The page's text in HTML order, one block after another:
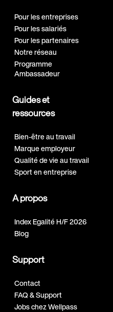
Pour les entreprises
Pour les salariés
Pour les partenaires
Notre réseau
Programme
Ambassadeur
Guides et
ressources
Bien-être au travail
Marque employeur
Qualité de vie au travail
Sport en entreprise
A propos
Index Egalité H/F 2026
Blog
Support
Contact
FAQ & Support
Jobs chez Wellpass